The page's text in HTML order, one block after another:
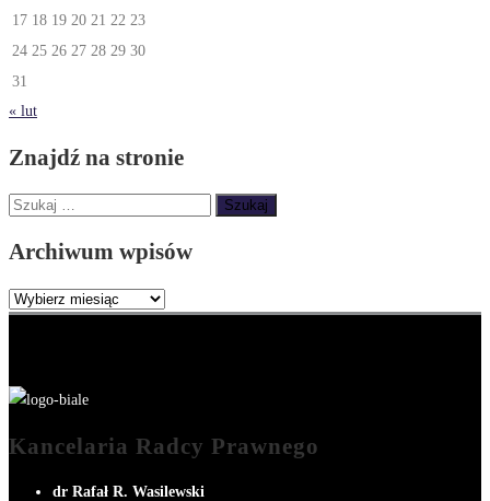
17 18 19 20 21 22 23
24 25 26 27 28 29 30
31
« lut
Znajdź na stronie
Szukaj:
Archiwum wpisów
Archiwum
Kancelaria Radcy Prawnego
dr Rafał R. Wasilewski